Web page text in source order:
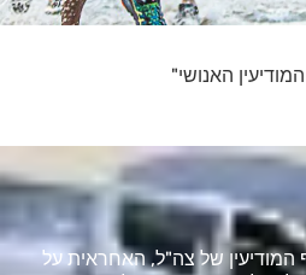
האנושי"
באגף המודיעין של צה"ל, האחראית על